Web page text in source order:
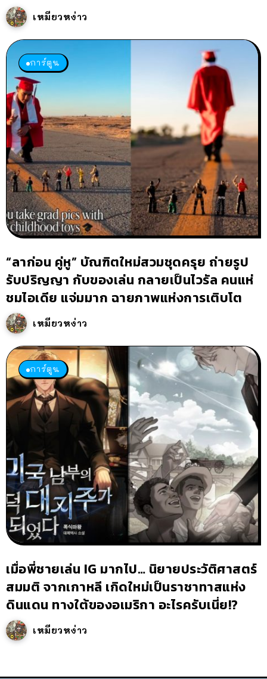
เหมียวหง่าว
การ์ตูน
“ลาก่อน คู่หู” บัณฑิตใหม่สวมชุดครุย ถ่ายรูป
รับปริญญา กับของเล่น กลายเป็นไวรัล คนแห่
ชมไอเดีย แจ่มมาก ฉายภาพแห่งการเติบโต
เหมียวหง่าว
การ์ตูน
เมื่อพี่ชายเล่น IG มากไป… นิยายประวัติศาสตร์
สมมติ จากเกาหลี เกิดใหม่เป็นราชาทาสแห่ง
ดินแดน ทางใต้ของอเมริกา อะไรครับเนี่ย!?
เหมียวหง่าว